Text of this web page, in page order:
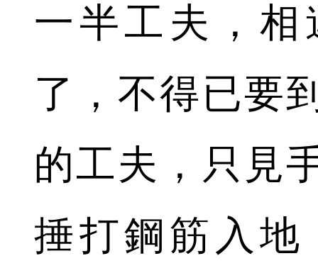
一半工夫，
了，不得已要
的工夫，只見
捶打鋼筋入地